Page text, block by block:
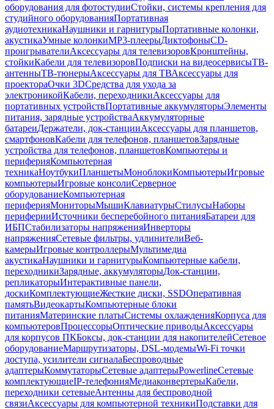
оборудования для фотостудииСтойки, системы крепления для
студийного оборудованияПортативная
аудиотехникаНаушники и гарнитурыПортативные колонки,
акустикаУмные колонкиMP3-плеерыДиктофоныCD-
проигрывателиАксессуары для телевизоровКронштейны,
стойкиКабели для телевизоровПодписки на видеосервисыТВ-
антенныТВ-тюнерыАксессуары для ТВАксессуары для
проектораОчки 3DСредства для ухода за
электроникойКабели, переходникиАксессуары для
портативных устройствПортативные аккумуляторыЭлементы
питания, зарядные устройстваАккумуляторные
батареиДержатели, док-станцииАксессуары для планшетов,
смартфоновКабели для телефонов, планшетовЗарядные
устройства для телефонов, планшетовКомпьютеры и
периферияКомпьютерная
техникаНоутбукиПланшетыМоноблокиКомпьютерыИгровые
компьютерыИгровые консолиСерверное
оборудованиеКомпьютерная
периферияМониторыМышиКлавиатурыСтилусыНаборы
периферииИсточники бесперебойного питанияБатареи для
ИБПСтабилизаторы напряженияИнверторы
напряженияСетевые фильтры, удлинителиВеб-
камерыИгровые контроллерыМультимедиа
акустикаНаушники и гарнитурыКомпьютерные кабели,
переходникиЗарядные, аккумуляторыДок-станции,
репликаторыИнтерактивные панели,
доскиКомплектующиеЖесткие диски, SSDОперативная
памятьВидеокартыКомпьютерные блоки
питанияМатеринские платыСистемы охлажденияКорпуса для
компьютеровПроцессорыОптические приводыАксессуары
для корпусов ПКБоксы, док-станции для накопителейСетевое
оборудованиеМаршрутизаторы, DSL-модемыWi-Fi точки
доступа, усилители сигналаБеспроводные
адаптерыКоммутаторыСетевые адаптерыPowerlineСетевые
комплектующиеIP-телефонияМедиаконвертерыКабели,
переходники сетевыеАнтенны для беспроводной
связиАксессуары для компьютерной техникиПодставки для